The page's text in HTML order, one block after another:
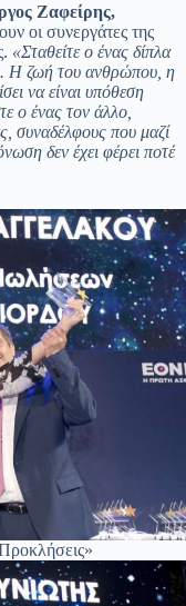
Ζαφείρης,
οι συνεργάτες της
«Σταθείτε ο ένας δίπλα
Η ζωή του ανθρώπου, η
να είναι υπόθεση
ο ένας τον άλλο,
συναδέλφους που μαζί
δεν έχει φέρει ποτέ